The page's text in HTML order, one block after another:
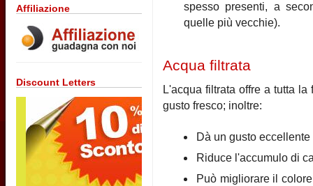
Affiliazione
Discount Letters
spesso presenti, a
quelle più vecchie).
Acqua filtrata
L'acqua filtrata offre a tutta
gusto fresco; inoltre:
Dà un gusto eccellente
Riduce l'accumulo di
Può migliorare il